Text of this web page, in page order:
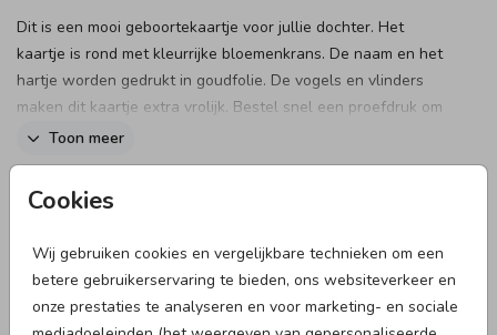
Cookies
Wij gebruiken cookies en vergelijkbare technieken om een
betere gebruikerservaring te bieden, ons websiteverkeer en
onze prestaties te analyseren en voor marketing- en sociale
Dit is een mooi geboortekaartje voor jullie dochter. Het
kaartje is rond met kleurrijke bloemenkrans. De naam en het
hartje worden gedrukt in goudfolie. De vogels en vlinders
maken dit kaartje extra vrolijk. Bestel snel een proefdruk om
dit kaartje in het echt te zien!
Toon meer
Designer
Collectie